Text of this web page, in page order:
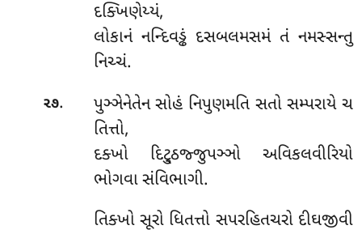
દક્ખિણેય્યં,
લોકાનં નન્દિવડ્ઢં દસબલમસમં તં નમસ્સન્તુ
નિચ્ચં.
૨૭.
પુઞ્ઞેનેતેન સોહં નિપુણમતિ સતો સમ્પરાયે ચ
તિત્તો,
દક્ખો દિટ્ઠુજ્જુપઞ્ઞો અવિકલવીરિયો
ભોગવા સંવિભાગી.
તિક્ખો સૂરો ધિતત્તો સપરહિતચરો દીઘજીવી